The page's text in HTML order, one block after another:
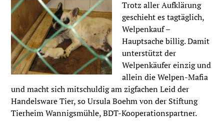
Trotz aller Aufklärung
geschieht es tagtäglich,
Welpenkauf –
Hauptsache billig. Damit
unterstützt der
Welpenkäufer einzig und
allein die Welpen-Mafia
und macht sich mitschuldig am zigfachen Leid der
Handelsware Tier, so Ursula Boehm von der Stiftung
Tierheim Wannigsmühle, BDT-Kooperationspartner.